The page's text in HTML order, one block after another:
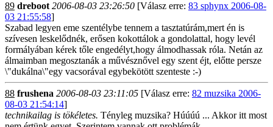
89 dreboot 2006-08-03 23:26:50 [Válasz erre: 83 sphynx 2006-08-
03 21:55:58]
Szabad legyen eme szentélybe tennem a tasztatúrám,mert én is
szívesen leskelődnék, erősen kokottálok a gondolattal, hogy levél
formályában kérek tőle engedélyt,hogy álmodhassak róla. Netán az
álmaimban megosztanák a művésznővel egy szent éjt, előtte persze
\"dukálna\"egy vacsorával egybekötött szenteste :-)
88 frushena 2006-08-03 23:11:05 [Válasz erre: 82 muzsika 2006-
08-03 21:54:14]
technikailag is tökéletes. Tényleg muzsika? Húúúú ... Akkor itt most